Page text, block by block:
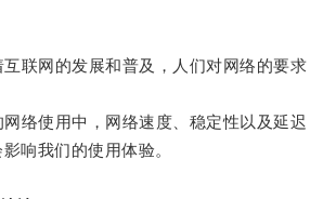
网的发展和普及，人们对网络的要求
使用中，网络速度、稳定性以及延迟
响我们的使用体验。